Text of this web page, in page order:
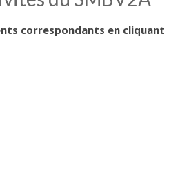
correspondants en cliquant